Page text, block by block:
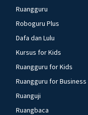
Ruangguru
Roboguru Plus
Dafa dan Lulu
Kursus for Kids
Ruangguru for Kids
Ruangguru for Business
Ruanguji
Ruangbaca